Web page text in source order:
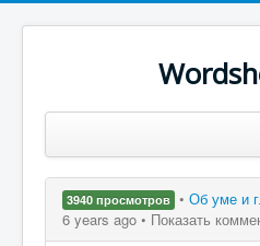
Популярные цитаты
3940 просмотров • Об уме и
6 years ago • Показать